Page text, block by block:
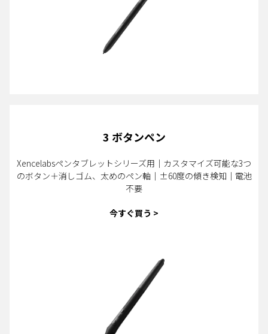
3 ボタンペン
Xencelabsペンタブレットシリーズ用｜カスタマイズ可能な3つ
のボタン＋消しゴム、太めのペン軸｜±60度の傾き検知｜電池
不要
今すぐ買う >